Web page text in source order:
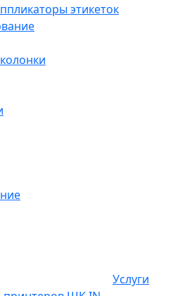
этикеток
Услуги